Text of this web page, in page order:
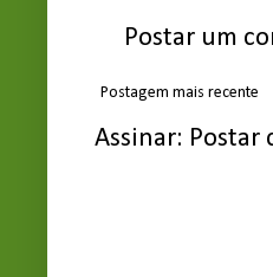
Postar um
Postagem mais recente
Assinar: Postar